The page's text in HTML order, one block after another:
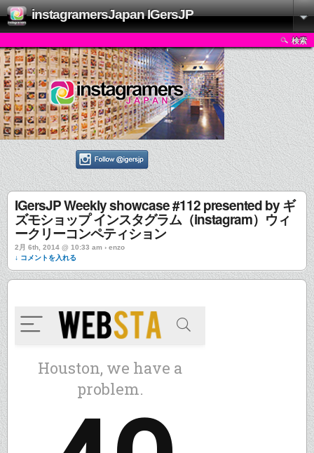
instagramersJapan IGersJP
検索
IGersJP Weekly showcase #112 presented by ギ
ズモショップ インスタグラム（instagram）ウィ
ークリーコンペティション
2月 6th, 2014 @ 10:33 am › enzo
↓ コメントを入れる